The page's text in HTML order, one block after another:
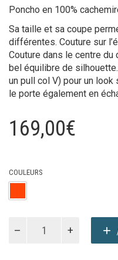
Poncho en 100%
Sa taille et sa coupe
différentes. Couture sur
Couture dans le centre du
bel équilibre de
un pull col V) pour un
le porte également en
169,00€
COULEURS